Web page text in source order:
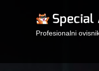
Profesionalni